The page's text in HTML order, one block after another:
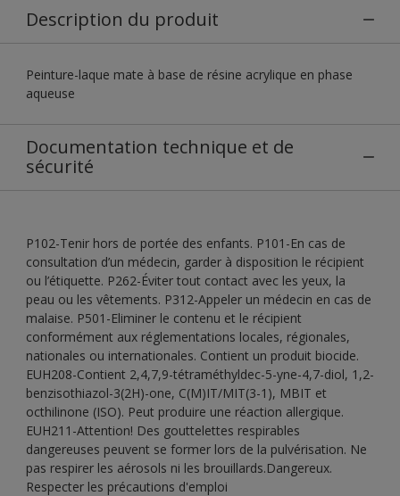
Description du produit
Peinture-laque mate à base de résine acrylique en phase
aqueuse
Documentation technique et de
sécurité
P102-Tenir hors de portée des enfants. P101-En cas de
consultation d’un médecin, garder à disposition le récipient
ou l’étiquette. P262-Éviter tout contact avec les yeux, la
peau ou les vêtements. P312-Appeler un médecin en cas de
malaise. P501-Eliminer le contenu et le récipient
conformément aux réglementations locales, régionales,
nationales ou internationales. Contient un produit biocide.
EUH208-Contient 2,4,7,9-tétraméthyldec-5-yne-4,7-diol, 1,2-
benzisothiazol-3(2H)-one, C(M)IT/MIT(3-1), MBIT et
octhilinone (ISO). Peut produire une réaction allergique.
EUH211-Attention! Des gouttelettes respirables
dangereuses peuvent se former lors de la pulvérisation. Ne
pas respirer les aérosols ni les brouillards.Dangereux.
Respecter les précautions d'emploi